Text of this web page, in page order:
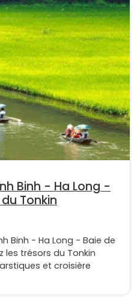
Binh - Ha Long -
Tonkin
Binh - Ha Long - Baie de
les trésors du Tonkin
et croisière